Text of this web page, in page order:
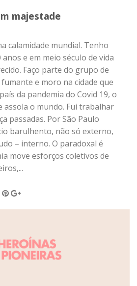
majestade
calamidade mundial. Tenho
e em meio século de vida
Faço parte do grupo de
e moro na cidade que
da pandemia do Covid 19, o
assola o mundo. Fui trabalhar
passadas. Por São Paulo
barulhento, não só externo,
– interno. O paradoxal é
move esforços coletivos de